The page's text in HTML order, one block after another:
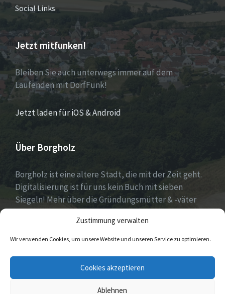
Zustimmung verwalten
Wir verwenden Cookies, um unsere Website und unseren Service zu optimieren.
Cookies akzeptieren
Ablehnen
Social Links
Jetzt mitfunken!
Bleiben Sie auch unterwegs immer auf dem
Laufenden mit DorfFunk!
Jetzt laden für iOS & Android
Über Borgholz
Borgholz ist eine ältere Stadt, die mit der Zeit geht.
Digitalisierung ist für uns kein Buch mit sieben
Siegeln! Mehr über die Gründungsmütter & -väter
gibt es unterDorfwerkstattund
https://www.digitale-doerfer.de!